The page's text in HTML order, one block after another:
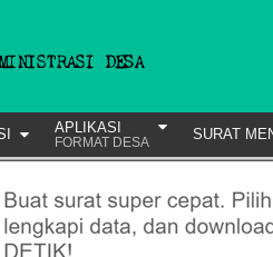
APLIKASI
FORMAT DESA SURAT